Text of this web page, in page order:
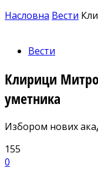
Насловна Вести
Вести
Клирици
уметника
Избором нових
155
0